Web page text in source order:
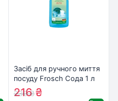
Засіб для ручного миття
посуду Frosch Сода 1 л
(4009175956729)
230₴
216₴